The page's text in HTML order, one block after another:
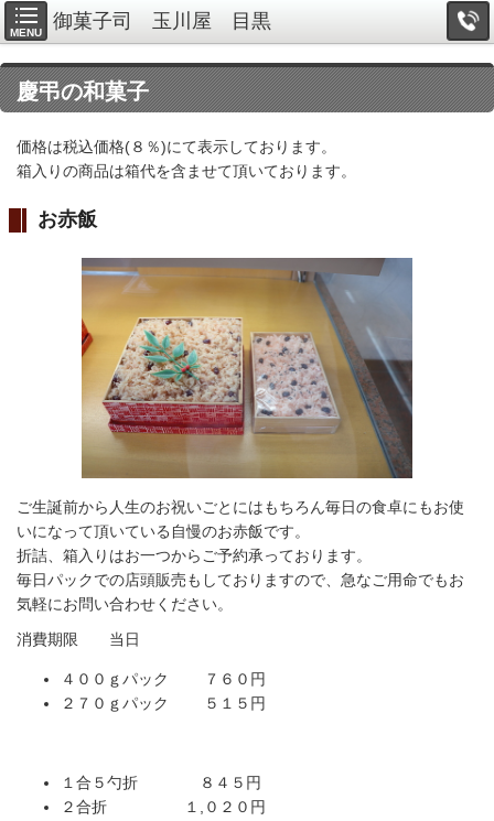
MENU
御菓子司 玉川屋 目黒
慶弔の和菓子
価格は税込価格(８％)にて表示しております。
箱入りの商品は箱代を含ませて頂いております。
お赤飯
ご生誕前から人生のお祝いごとにはもちろん毎日の食卓にもお使
いになって頂いている自慢のお赤飯です。
折詰、箱入りはお一つからご予約承っております。
毎日パックでの店頭販売もしておりますので、急なご用命でもお
気軽にお問い合わせください。
消費期限 当日
４００ｇパック ７６０円
２７０ｇパック ５１５円
１合５勺折 ８４５円
２合折 １,０２０円